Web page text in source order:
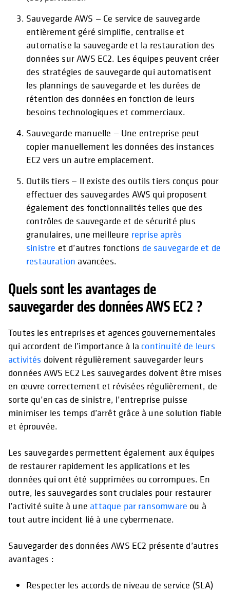
Sauvegarde AWS — Ce service de sauvegarde
entièrement géré simplifie, centralise et
automatise la sauvegarde et la restauration des
données sur AWS EC2. Les équipes peuvent créer
des stratégies de sauvegarde qui automatisent
les plannings de sauvegarde et les durées de
rétention des données en fonction de leurs
besoins technologiques et commerciaux.
Sauvegarde manuelle — Une entreprise peut
copier manuellement les données des instances
EC2 vers un autre emplacement.
Outils tiers — Il existe des outils tiers conçus pour
effectuer des sauvegardes AWS qui proposent
également des fonctionnalités telles que des
contrôles de sauvegarde et de sécurité plus
granulaires, une meilleure reprise après
sinistre et d’autres fonctions de sauvegarde et de
restauration avancées.
Quels sont les avantages de
sauvegarder des données AWS EC2 ?
Toutes les entreprises et agences gouvernementales
qui accordent de l’importance à lacontinuité de leurs
activités doivent régulièrement sauvegarder leurs
données AWS EC2 Les sauvegardes doivent être mises
en œuvre correctement et révisées régulièrement, de
sorte qu’en cas de sinistre, l’entreprise puisse
minimiser les temps d’arrêt grâce à une solution fiable
et éprouvée.
Les sauvegardes permettent également aux équipes
de restaurer rapidement les applications et les
données qui ont été supprimées ou corrompues. En
outre, les sauvegardes sont cruciales pour restaurer
l’activité suite à une attaque par ransomware ou à
tout autre incident lié à une cybermenace.
Sauvegarder des données AWS EC2 présente d’autres
avantages :
Respecter les accords de niveau de service (SLA)